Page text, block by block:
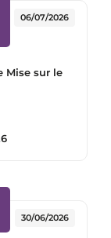
Mise sur le
06/07/2026
30/06/2026